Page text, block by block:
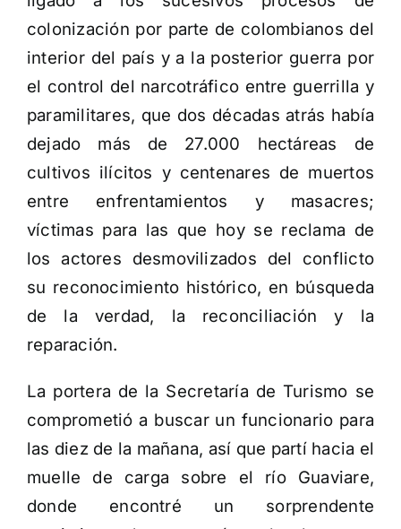
colonización por parte de colombianos del
interior del país y a la posterior guerra por
el control del narcotráfico entre guerrilla y
paramilitares, que dos décadas atrás había
dejado más de 27.000 hectáreas de
cultivos ilícitos y centenares de muertos
entre enfrentamientos y masacres;
víctimas para las que hoy se reclama de
los actores desmovilizados del conflicto
su reconocimiento histórico, en búsqueda
de la verdad, la reconciliación y la
reparación.
La portera de la Secretaría de Turismo se
comprometió a buscar un funcionario para
las diez de la mañana, así que partí hacia el
muelle de carga sobre el río Guaviare,
donde encontré un sorprendente